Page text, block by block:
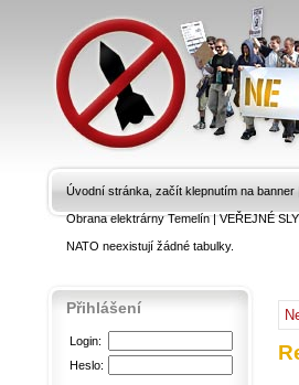
Úvodní stránka, začít klepnutím na banner |
Obrana elektrárny Temelín|VEŘEJNÉ
NATO neexistují žádné tabulky.
Přihlášení
Login:
Heslo: